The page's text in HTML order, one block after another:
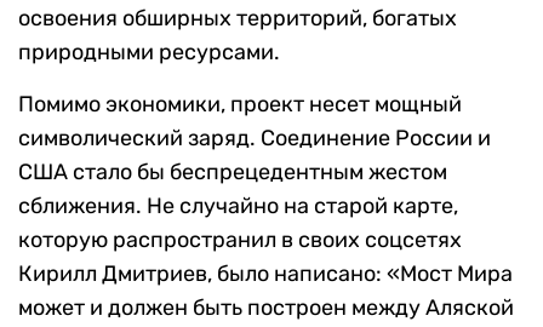
освоения обширных территорий, богатых
природными ресурсами.
Помимо экономики, проект несет мощный
символический заряд. Соединение России и
США стало бы беспрецедентным жестом
сближения. Не случайно на старой карте,
которую распространил в своих соцсетях
Кирилл Дмитриев, было написано: «Мост Мира
может и должен быть построен между Аляской